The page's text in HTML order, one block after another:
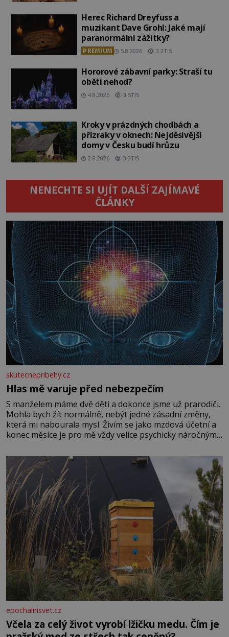
Herec Richard Dreyfuss a
muzikant Dave Grohl: Jaké mají
paranormální zážitky?
PREMIUM 5.8.2026 3.2TIS
Hororové zábavní parky: Straší tu
oběti nehod?
4.8.2026 3.5TIS
Kroky v prázdných chodbách a
přízraky v oknech: Nejděsivější
domy v Česku budí hrůzu
2.8.2026 3.3TIS
NENECHTE SI UJÍT DALŠÍ ZAJÍMAVÉ
ČLÁNKY
skutecnepribehy.cz
Hlas mě varuje před nebezpečím
S manželem máme dvě děti a dokonce jsme už prarodiči.
Mohla bych žít normálně, nebýt jedné zásadní změny,
která mi nabourala mysl. Živím se jako mzdová účetní a
konec měsíce je pro mě vždy velice psychicky náročným
dál častěji volá o pomoc, co se hlídání týče. Dalo by se
epochalnisvet.cz
Včela za celý život vyrobí lžičku medu. Čím je